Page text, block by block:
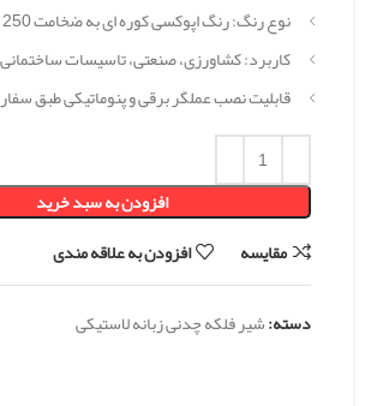
نوع رنگ: رنگ اپوکسی کوره ای به ضخامت 250 میکرون
کاربرد: کشاورزی، صنعتی، تاسیسات
قابلیت نصب عملگر برقی و پنوماتیکی طبق
افزودن به سبد خرید
مقایسه
افزودن به علاقه مندی
دسته:شیر فلکه چدنی زبانه لاستیکی